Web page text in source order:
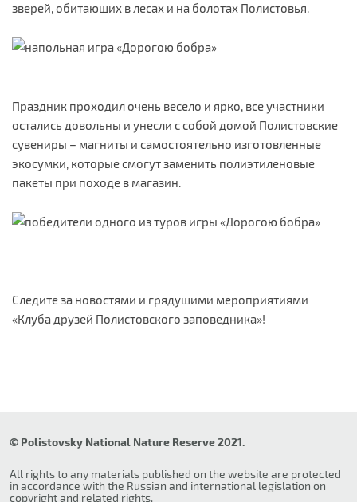
зверей, обитающих в лесах и на болотах Полистовья.
Праздник проходил очень весело и ярко, все участники
остались довольны и унесли с собой домой Полистовские
сувениры – магниты и самостоятельно изготовленные
экосумки, которые смогут заменить полиэтиленовые
пакеты при походе в магазин.
Следите за новостями и грядущими мероприятиями
«Клуба друзей Полистовского заповедника»!
© Polistovsky National Nature Reserve 2021.
All rights to any materials published on the website are protected
in accordance with the Russian and international legislation on
copyright and related rights.